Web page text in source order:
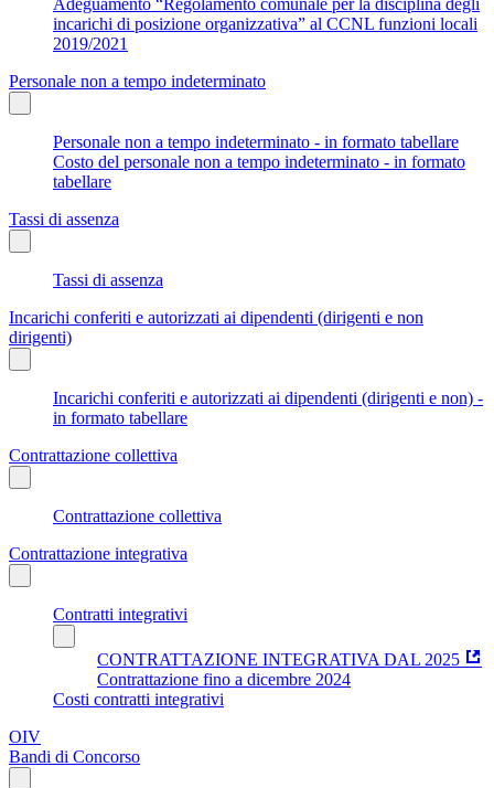
incarichi di posizione organizzativa” al CCNL funzioni locali
2019/2021
Personale non a tempo indeterminato
Personale non a tempo indeterminato - in formato tabellare
Costo del personale non a tempo indeterminato - in formato
tabellare
Tassi di assenza
Tassi di assenza
Incarichi conferiti e autorizzati ai dipendenti (dirigenti e non
dirigenti)
Incarichi conferiti e autorizzati ai dipendenti (dirigenti e non) -
in formato tabellare
Contrattazione collettiva
Contrattazione collettiva
Contrattazione integrativa
Contratti integrativi
CONTRATTAZIONE INTEGRATIVA DAL 2025
Contrattazione fino a dicembre 2024
Costi contratti integrativi
OIV
Bandi di Concorso